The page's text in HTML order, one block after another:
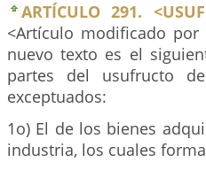
ARTÍCULO 291.
<Artículo modificado
nuevo texto es el
partes del usufructo
exceptuados:
1o) El de los bienes
industria, los cuales